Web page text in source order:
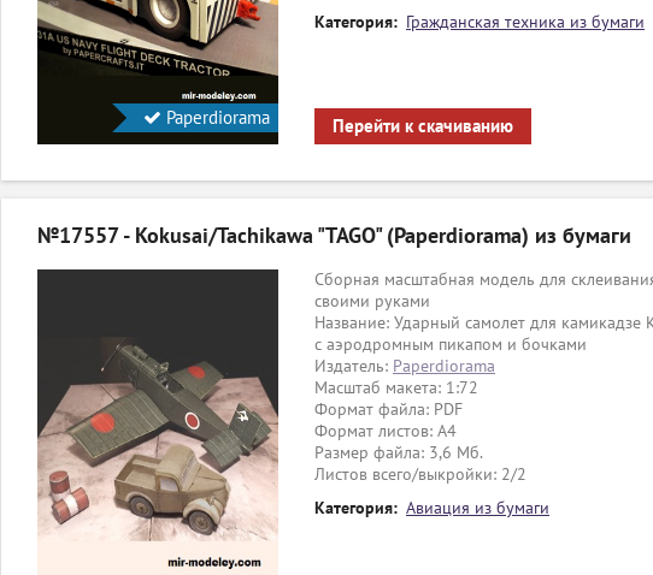
Paperdiorama
Категория: Гражданская техника из бумаги
Перейти к скачиванию
№17557 - Kokusai/Tachikawa "TAGO" (Paperdiorama) из бумаги
Сборная масштабная модель для
своими руками
Название: Ударный самолет для камикадзе
с аэродромным пикапом и бочками
Издатель: Paperdiorama
Масштаб макета: 1:72
Формат файла: PDF
Формат листов: A4
Размер файла: 3,6 Мб.
Листов всего/выкройки: 2/2
Категория: Авиация из бумаги